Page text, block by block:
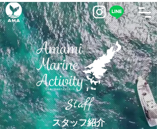
Staff
スタッフ紹介